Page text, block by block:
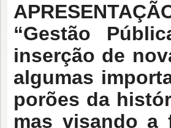
“Gestão
inserção de
algumas
porões da
mas visando a